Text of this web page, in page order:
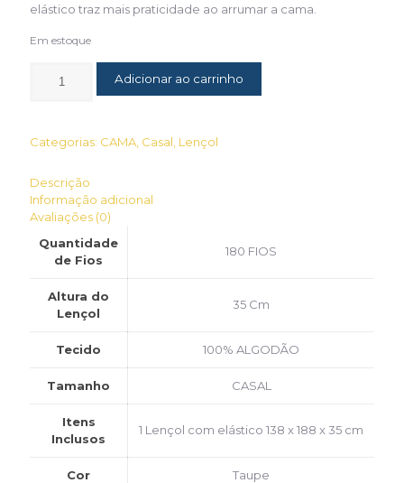
elástico traz mais praticidade ao arrumar a cama.
Em estoque
Adicionar ao carrinho
Categorias: CAMA Casal Lençol
Descrição
Informação adicional
Avaliações (0)
Quantidade
de Fios
180 FIOS
Altura do
Lençol
35 Cm
Tecido 100% ALGODÃO
Tamanho CASAL
Itens
Inclusos
1 Lençol com elástico 138 x 188 x 35 cm
Cor Taupe